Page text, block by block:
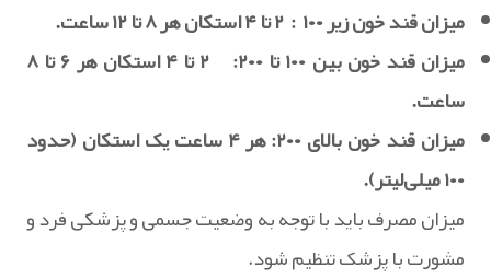
میزان قند خون زیر ۱۰۰ : ۲ تا ۴ استکان هر ۸ تا ۱۲ ساعت.
میزان قند خون ب
ین ۱۰۰ تا ۲۰۰: ۲ تا ۴ استکان هر ۶ تا ۸
ساعت.
میزان قند خون بالای ۲۰۰: هر ۴ ساعت یک استکان (حدود
۱۰۰ میلی‌لیتر).
میزان مصرف باید با توجه به وضعیت جسمی و پزشکی فرد و
مشورت با پزشک تنظیم شود.